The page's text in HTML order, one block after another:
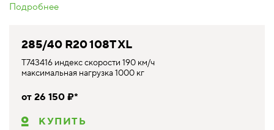
Подробнее
285/40 R20 108T XL
T743416 индекс скорости 190 км/ч
максимальная нагрузка 1000 кг
от 26 150 ₽*
КУПИТЬ